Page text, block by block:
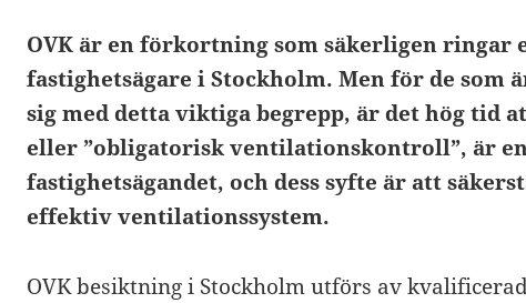
OVK är en förkortning som säkerligen ringar
fastighetsägare i Stockholm. Men för de som
sig med detta viktiga begrepp, är det hög tid
eller ”obligatorisk ventilationskontroll”, är
fastighetsägandet, och dess syfte är att
effektiv ventilationssystem.
OVK besiktning i Stockholm utförs av